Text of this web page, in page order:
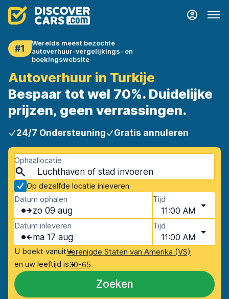
#1
Werelds meest bezochte
autoverhuur-vergelijkings- en
boekingswebsite
Autoverhuur in Turkije
Bespaar tot wel 70%. Duidelijke
prijzen, geen verrassingen.
24/7 Ondersteuning Gratis annuleren
Ophaallocatie
Op dezelfde locatie inleveren
Datum ophalen
zo 09 aug
Tijd
11:00 AM
Datum inleveren
ma 17 aug
Tijd
11:00 AM
U boekt vanuitVerenigde Staten van Amerika (VS)
en uw leeftijd is30-65
Zoeken